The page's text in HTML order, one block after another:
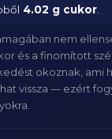
4.02 g cukor
nem
és a finomított
okoznak, ami
vissza — ezért